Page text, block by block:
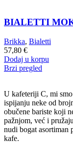
BIALETTI
Brikka, Bialetti
57,80 €
Dodaj u korpu
Brzi pregled
U kafeteriji C, mi
ispijanju neke od
obučene bariste koji
pažnjom, već i
nudi bogat asortiman
kafe.